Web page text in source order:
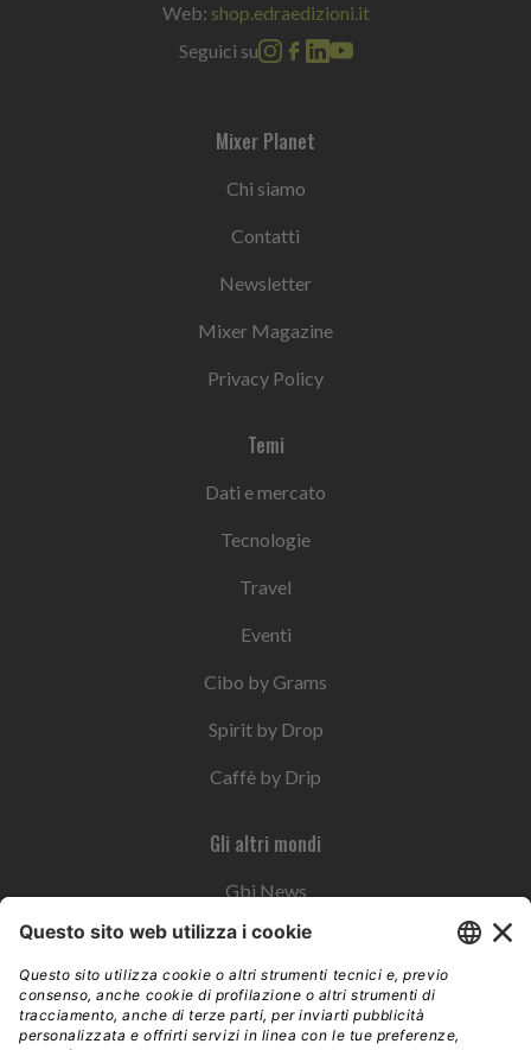
Web: shop.edraedizioni.it
Seguici su
Mixer Planet
Chi siamo
Contatti
Newsletter
Mixer Magazine
Privacy Policy
Temi
Dati e mercato
Tecnologie
Travel
Eventi
Cibo by Grams
Spirit by Drop
Caffè by Drip
Gli altri mondi
Gbi News
Instoremag
Esplora il gruppo